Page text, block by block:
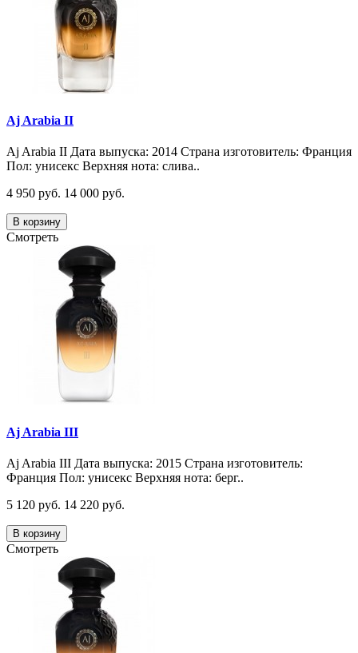
Aj Arabia II
Aj Arabia II Дата выпуска: 2014 Страна изготовитель: Франция
Пол: унисекс Верхняя нота: слива..
4 950 руб. 14 000 руб.
В корзину
Смотреть
Aj Arabia III
Aj Arabia III Дата выпуска: 2015 Страна изготовитель:
Франция Пол: унисекс Верхняя нота: берг..
5 120 руб. 14 220 руб.
В корзину
Смотреть